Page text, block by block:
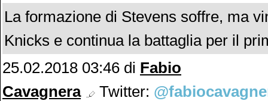
La formazione di Stevens soffre, ma
Knicks e continua la battaglia per il
25.02.2018 03:46 di Fabio
Cavagnera
Twitter: